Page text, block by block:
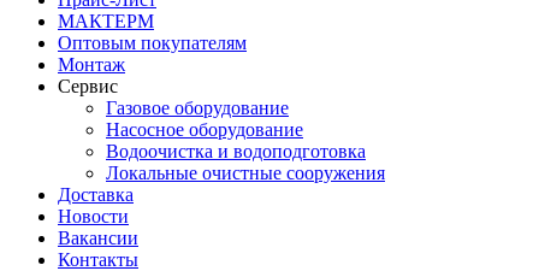
МАКТЕРМ
Оптовым покупателям
Монтаж
Сервис
Газовое оборудование
Насосное оборудование
Водоочистка и водоподготовка
Локальные очистные сооружения
Доставка
Новости
Вакансии
Контакты